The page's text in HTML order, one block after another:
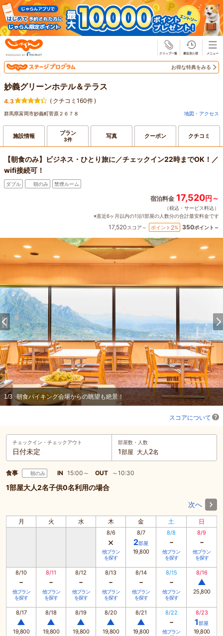
お得な特典をみる
妙義グリーンホテル＆テラス
4.3 ( クチコミ160件)
群馬県富岡市妙義町菅原２６７８ 地図・アクセス
施設情報 プラン
3件 写真 クーポン クチコミ
【朝食のみ】ビジネス・ひとり旅に／チェックイン22時までOK！／
wifi接続可！
ダブル 朝のみ 禁煙ルーム
宿泊料金 17,520円～
（税込・サービス料込）
※直近6ヶ月以内の1泊1部屋の人数分の合計最安料金です
17,520スコア～ ポイント 2% 350ポイント～
1/3 朝食バイキング会場からの眺望も絶景！
スコアについて
チェックイン・ チェックアウト
日付未定
部屋数・人数
1部屋 大人 2名
食事 朝のみ IN 15:00～ OUT ～10:30
1部屋大人2名子供0名利用の場合
次へ
月 火 水 木 金 土 日
8/6
×
他プラン
を探す
8/7
2部屋
19,800
8/8
-
他プラン
を探す
8/9
-
他プラン
を探す
8/10
-
他プラン
を探す
8/11
-
他プラン
を探す
8/12
-
他プラン
を探す
8/13
-
他プラン
を探す
8/14
-
他プラン
を探す
8/15
-
他プラン
を探す
8/16
▲
25,800
8/17
▲
19,800
8/18
▲
19,800
8/19
▲
19,800
8/20
▲
19,800
8/21
▲
19,800
8/22
-
他プラン
8/23
1部屋
19,800